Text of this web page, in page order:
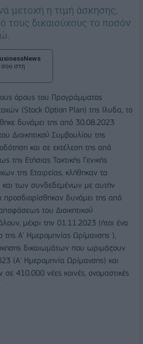
μετοχή η τιμή άσκησης,
τους δικαιούχους το ποσόν
στη
όρους του Προγράμματος
(Stock Option Plan) της Ιλυδα, το
δυνάμει της από 30.08.2023
Διοικητικού Συμβουλίου της
και σε εκτέλεση της από
Ετήσιας Τακτικής Γενικής
της Εταιρείας, κλήθηκαν τα
και των συνδεδεμένων με αυτήν
προσδιορίσθηκαν δυνάμει της από
του Διοικητικού
μέχρι την 01.11.2023 (ήτοι ένα
της Α' Ημερομηνίας Ωρίμανσης ),
δικαιωμάτων που ωριμάζουν
(Α' Ημερομηνία Ωρίμανσης) και
σε 410.000 νέες κοινές, ονομαστικές